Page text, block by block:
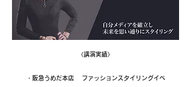
〈講演実績〉
・阪急うめだ本店 ファッションスタイリングイベ